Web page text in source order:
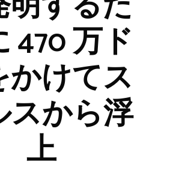
470 万ド
けてス
スから浮
上